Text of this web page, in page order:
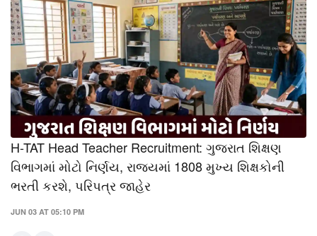
H-TAT Head Teacher Recruitment: ગુજરાત શિક્ષણ
વિભાગમાં મોટો નિર્ણય, રાજ્યમાં 1808 મુખ્ય શિક્ષકોની
ભરતી કરશે, પરિપત્ર જાહેર
JUN 03 AT 05:10 PM